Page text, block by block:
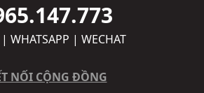
| WHATSAPP | WECHAT
NỐI CỘNG ĐỒNG